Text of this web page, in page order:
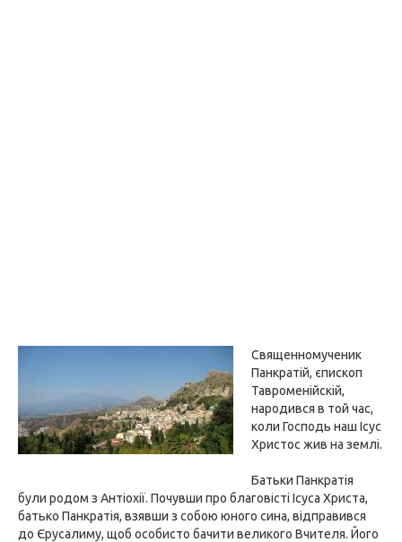
Священномученик
Панкратій, єпископ
Тавроменійскій,
народився в той час,
коли Господь наш Ісус
Христос жив на землі.
Батьки Панкратія
були родом з Антіохії. Почувши про благовісті Ісуса Христа,
батько Панкратія, взявши з собою юного сина, відправився
до Єрусалиму, щоб особисто бачити великого Вчителя. Його